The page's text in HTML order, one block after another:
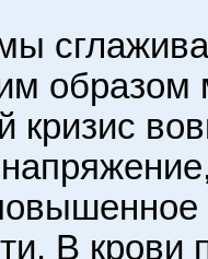
образом
кризис
В крови